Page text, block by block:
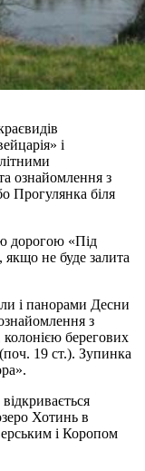
і
ознайомлення з
Прогулянка біля
дорогою «Під
не буде залита
і панорами Десни
з
берегових
(поч. 19 ст.). Зупинка
Хотинь в
і Коропом